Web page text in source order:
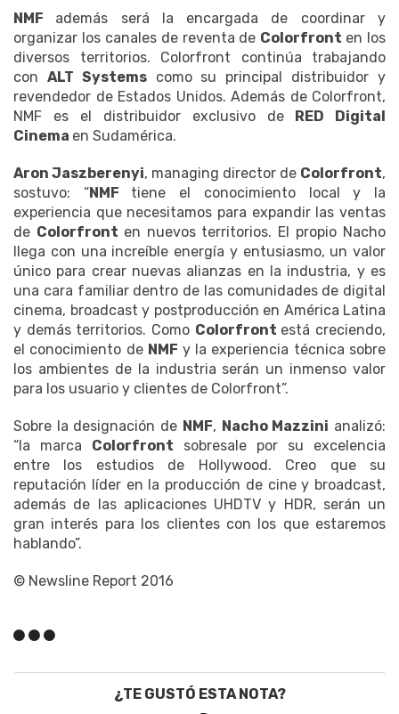
NMF además será la encargada de coordinar y
organizar los canales de reventa de Colorfront en los
diversos territorios. Colorfront continúa trabajando
con ALT Systemscomo su principal distribuidor y
revendedor de Estados Unidos. Además de Colorfront,
NMF es el distribuidor exclusivo de RED Digital
Cinema en Sudamérica.
Aron Jaszberenyi, managing director de Colorfront,
sostuvo: “NMF tiene el conocimiento local y la
experiencia que necesitamos para expandir las ventas
de Colorfront en nuevos territorios. El propio Nacho
llega con una increíble energía y entusiasmo, un valor
único para crear nuevas alianzas en la industria, y es
una cara familiar dentro de las comunidades de digital
cinema, broadcast y postproducción en América Latina
y demás territorios. Como Colorfront está creciendo,
el conocimiento de NMF y la experiencia técnica sobre
los ambientes de la industria serán un inmenso valor
para los usuario y clientes de Colorfront”.
Sobre la designación de NMF, Nacho Mazzini analizó:
“la marca Colorfront sobresale por su excelencia
entre los estudios de Hollywood. Creo que su
reputación líder en la producción de cine y broadcast,
además de las aplicaciones UHDTV y HDR, serán un
gran interés para los clientes con los que estaremos
hablando”.
© Newsline Report 2016
¿TE GUSTÓ ESTA NOTA?